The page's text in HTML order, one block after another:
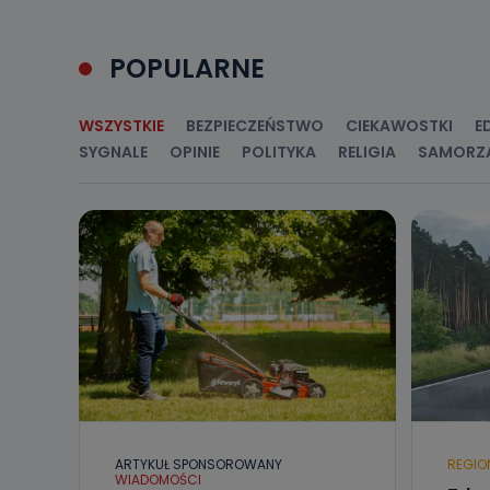
Jak
POPULARNE
WSZYSTKIE BEZPIECZEŃSTWO CIEKAWOSTKI
SYGNALE
OPINIE POLITYKA RELIGIA
ARTYKUŁ SPONSOROWANY
WIADOMOŚCI